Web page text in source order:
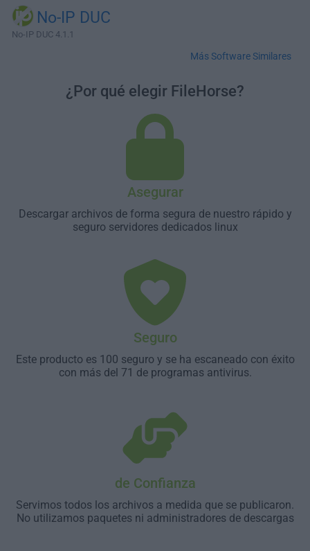
No-IP DUC
No-IP DUC 4.1.1
Más Software Similares
¿Por qué elegir FileHorse?
Asegurar
Descargar archivos de forma segura de nuestro rápido y
seguro servidores dedicados linux
Seguro
Este producto es 100 seguro y se ha escaneado con éxito
con más del 71 de programas antivirus.
de Confianza
Servimos todos los archivos a medida que se publicaron.
No utilizamos paquetes ni administradores de descargas